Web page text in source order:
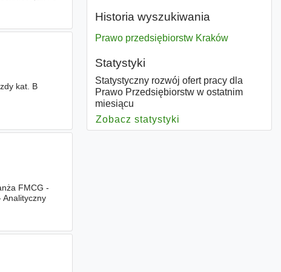
kat. B
FMCG -
Analityczny
Historia wyszukiwania
Prawo przedsiębiorstw Kraków
Statystyki
Statystyczny rozwój ofert pracy dla
Prawo Przedsiębiorstw w ostatnim
miesiącu
Zobacz statystyki